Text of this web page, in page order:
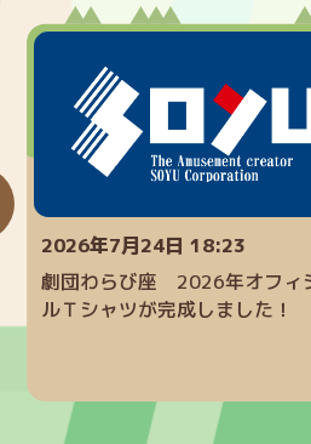
2026年7月24日 18:23
劇団わらび座 2026年オフィ
ルＴシャツが完成しました！